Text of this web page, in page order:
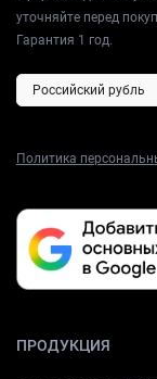
уточняйте перед
Гарантия 1 год.
Политика
ПРОДУКЦИЯ